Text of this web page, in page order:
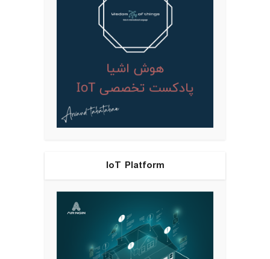
IoT Platform